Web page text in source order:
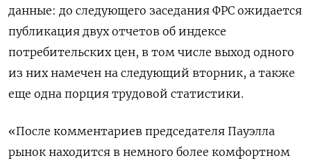
данные: до следующего заседания ФРС ожидается
публикация двух отчетов об индексе
потребительских цен, в том числе выход одного
из них намечен на следующий вторник, а также
еще одна порция трудовой статистики.
«После комментариев председателя Пауэлла
рынок находится в немного более комфортном